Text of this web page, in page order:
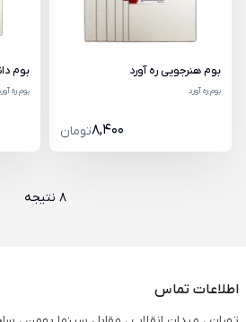
بوم هنرجویی ره آورد
بوم ره آورد
8,400تومان
بوم
بوم ره
8 نتیجه
اطلاعات تماس